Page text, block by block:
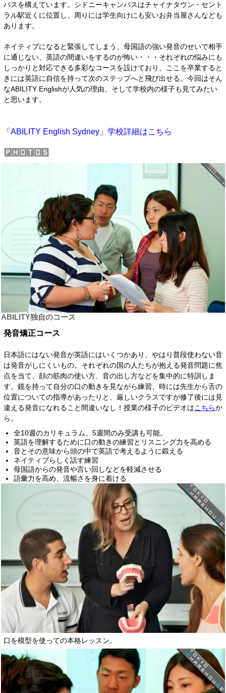
パスを構えています。シドニーキャンパスはチャイナタウン・セント
ラル駅近くに位置し、周りには学生向けにも安いお弁当屋さんなども
あります。
ネイティブになると緊張してしまう、母国語の強い発音のせいで相手
に通じない、英語の間違いをするのが怖い・・・それぞれの悩みにも
しっかりと対応できる多彩なコースを設けており、ここを卒業すると
きには英語に自信を持って次のステップへと飛び出せる。 今回はそん
なABILITY Englishが人気の理由、そして学校内の様子も見てみたい
と思います。
「ABILITY English Sydney」学校詳細はこちら
ABILITY独自のコース
発音矯正コース
日本語にはない発音が英語にはいくつかあり、やはり普段使わない音
は発音がしにくいもの。それぞれの国の人たちが抱える発音問題に焦
点を当て、顔の筋肉の使い方、音の出し方などを集中的に特訓しま
す。鏡を持って自分の口の動きを見ながら練習、時には先生から舌の
位置についての指導があったりと、厳しいクラスですが修了後には見
違える発音になれること間違いなし！授業の様子のビデオはこちらか
ら。
全10週のカリキュラム。5週間のみ受講も可能。
英語を理解するために口の動きの練習とリスニング力を高める
音とその意味から頭の中で英語で考えるように鍛える
ネイティブらしく話す練習
母国語からの発音や言い回しなどを軽減させる
語彙力を高め、流暢さを身に着ける
口を模型を使っての本格レッスン。